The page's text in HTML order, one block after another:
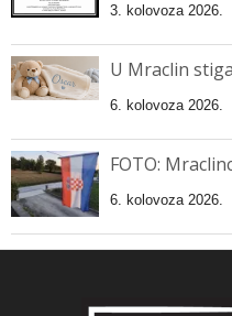
3. kolovoza 2026.
U Mraclin
6. kolovoza 2026.
FOTO:
6. kolovoza 2026.